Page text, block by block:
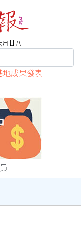
廿八
成果發表